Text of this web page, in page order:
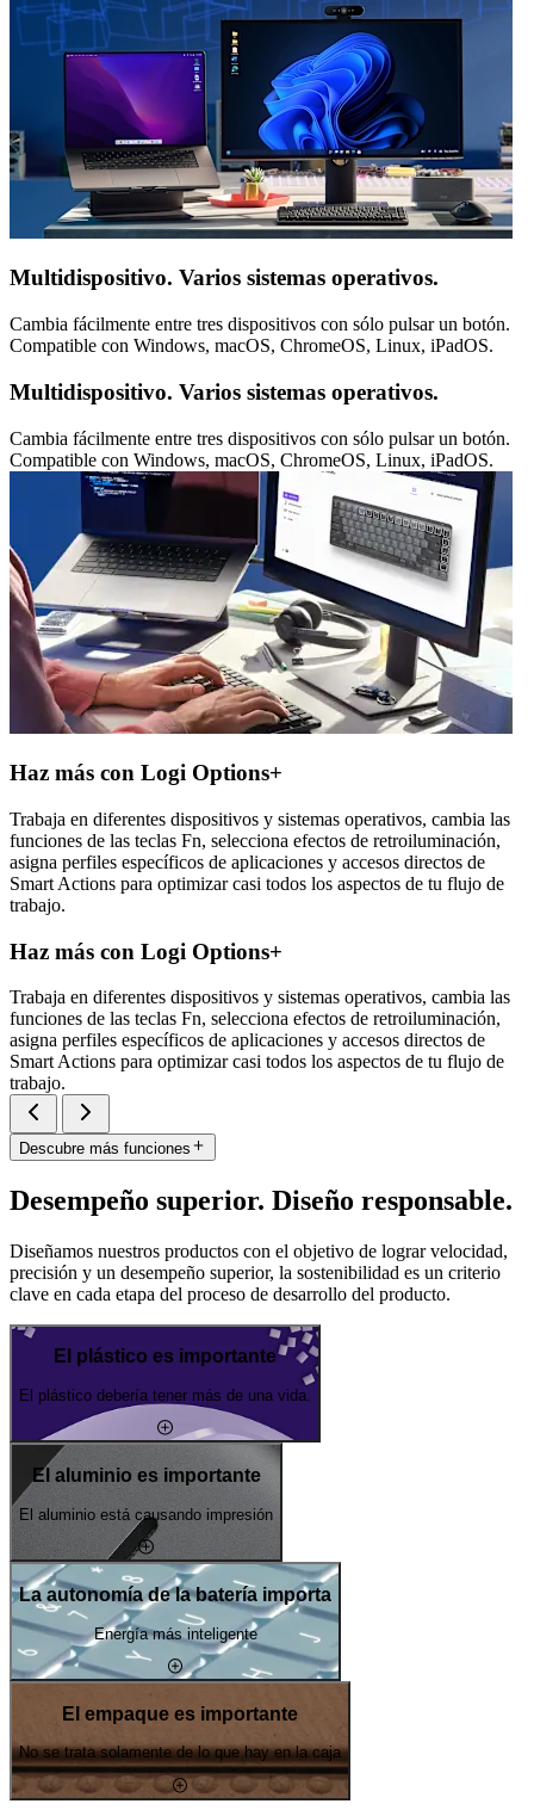
Multidispositivo. Varios sistemas operativos.
Cambia fácilmente entre tres dispositivos con sólo pulsar un botón.
Compatible con Windows, macOS, ChromeOS, Linux, iPadOS.
Multidispositivo. Varios sistemas operativos.
Cambia fácilmente entre tres dispositivos con sólo pulsar un botón.
Compatible con Windows, macOS, ChromeOS, Linux, iPadOS.
Haz más con Logi Options+
Trabaja en diferentes dispositivos y sistemas operativos, cambia las
funciones de las teclas Fn, selecciona efectos de retroiluminación,
asigna perfiles específicos de aplicaciones y accesos directos de
Smart Actions para optimizar casi todos los aspectos de tu flujo de
trabajo.
Haz más con Logi Options+
Trabaja en diferentes dispositivos y sistemas operativos, cambia las
funciones de las teclas Fn, selecciona efectos de retroiluminación,
asigna perfiles específicos de aplicaciones y accesos directos de
Smart Actions para optimizar casi todos los aspectos de tu flujo de
trabajo.
Descubre más funciones
Desempeño superior. Diseño responsable.
Diseñamos nuestros productos con el objetivo de lograr velocidad,
precisión y un desempeño superior, la sostenibilidad es un criterio
clave en cada etapa del proceso de desarrollo del producto.
El plástico es importante
El plástico debería tener más de una vida.
El aluminio es importante
El aluminio está causando impresión
La autonomía de la batería importa
Energía más inteligente
El empaque es importante
No se trata solamente de lo que hay en la caja